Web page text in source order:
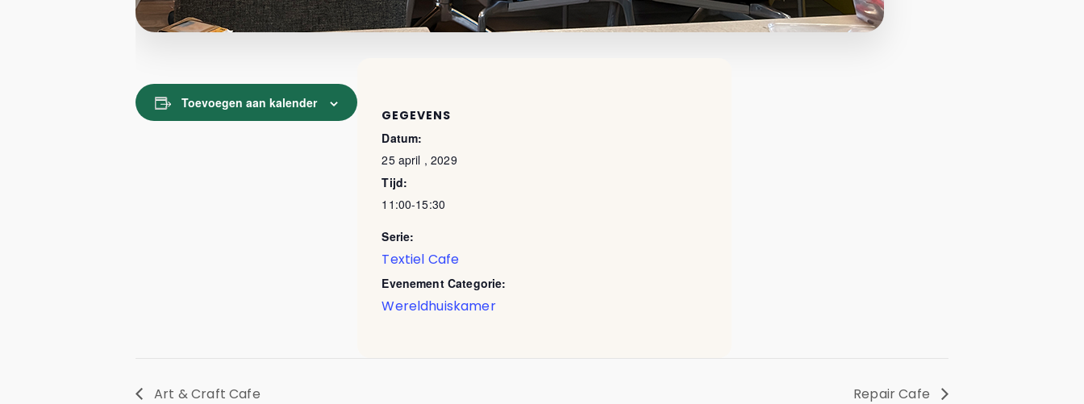
Toevoegen aan kalender
GEGEVENS
Datum:
25 april , 2029
Tijd:
11:00-15:30
Serie:
Textiel Cafe
Evenement Categorie:
Wereldhuiskamer
Art & Craft Cafe Repair Cafe